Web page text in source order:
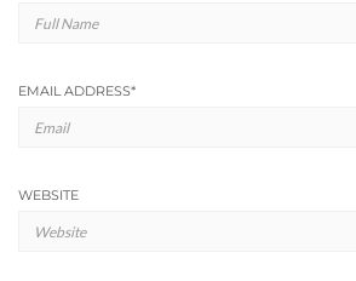
EMAIL ADDRESS*
WEBSITE